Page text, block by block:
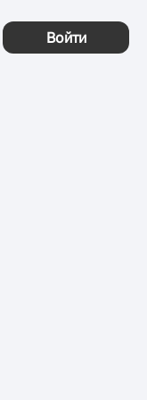
Войти